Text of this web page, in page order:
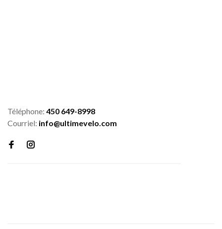
Téléphone: 450 649-8998
Courriel: info@ultimevelo.com